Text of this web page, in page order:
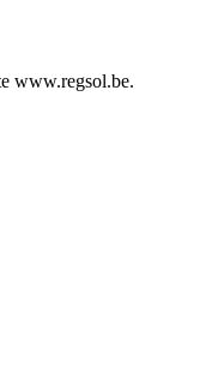
www.regsol.be.